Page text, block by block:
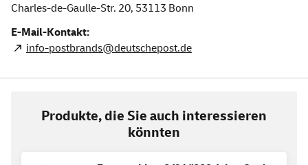
Charles-de-Gaulle-Str. 20, 53113 Bonn
E-Mail-Kontakt:
info-postbrands@deutschepost.de
Produkte, die Sie auch interessieren
könnten